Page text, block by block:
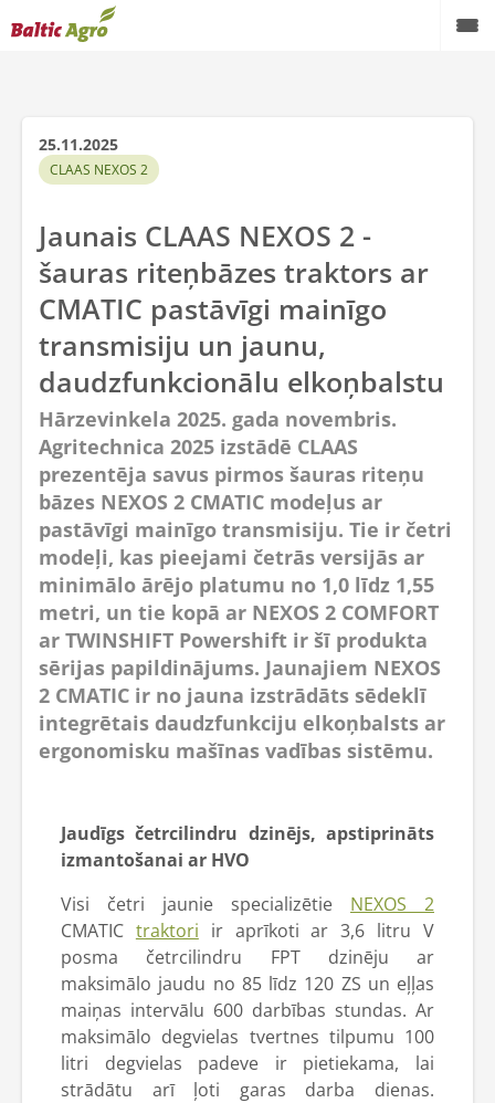
25.11.2025
CLAAS NEXOS 2
Jaunais CLAAS NEXOS 2 -
šauras riteņbāzes traktors ar
CMATIC pastāvīgi mainīgo
transmisiju un jaunu,
daudzfunkcionālu elkoņbalstu
Hārzevinkela 2025. gada novembris.
Agritechnica 2025 izstādē CLAAS
prezentēja savus pirmos šauras riteņu
bāzes NEXOS 2 CMATIC modeļus ar
pastāvīgi mainīgo transmisiju. Tie ir četri
modeļi, kas pieejami četrās versijās ar
minimālo ārējo platumu no 1,0 līdz 1,55
metri, un tie kopā ar NEXOS 2 COMFORT
ar TWINSHIFT Powershift ir šī produkta
sērijas papildinājums. Jaunajiem NEXOS
2 CMATIC ir no jauna izstrādāts sēdeklī
integrētais daudzfunkciju elkoņbalsts ar
ergonomisku mašīnas vadības sistēmu.
Jaudīgs četrcilindru dzinējs, apstiprināts
izmantošanai ar HVO
Visi četri jaunie specializētie NEXOS 2
CMATIC traktori ir aprīkoti ar 3,6 litru V
posma četrcilindru FPT dzinēju ar
maksimālo jaudu no 85 līdz 120 ZS un eļļas
maiņas intervālu 600 darbības stundas. Ar
maksimālo degvielas tvertnes tilpumu 100
litri degvielas padeve ir pietiekama, lai
strādātu arī ļoti garas darba dienas.